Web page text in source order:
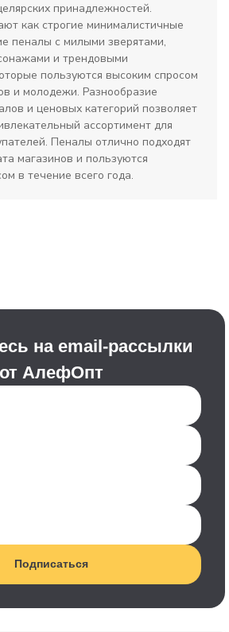
принадлежностей.
как строгие минималистичные
пеналы с милыми зверятами,
и трендовыми
пользуются высоким спросом
и молодежи. Разнообразие
и ценовых категорий позволяет
ассортимент для
Пеналы отлично подходят
магазинов и пользуются
в течение всего года.
на email-рассылки
от АлефОпт
Подписаться